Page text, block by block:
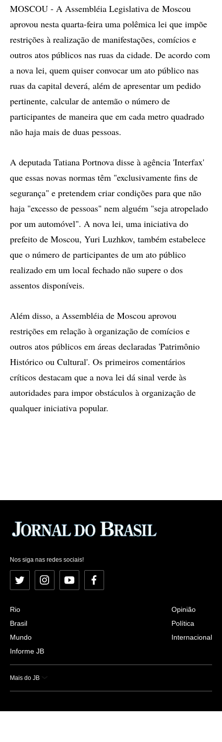
MOSCOU - A Assembléia Legislativa de Moscou
aprovou nesta quarta-feira uma polêmica lei que impõe
restrições à realização de manifestações, comícios e
outros atos públicos nas ruas da cidade. De acordo com
a nova lei, quem quiser convocar um ato público nas
ruas da capital deverá, além de apresentar um pedido
pertinente, calcular de antemão o número de
participantes de maneira que em cada metro quadrado
não haja mais de duas pessoas.
A deputada Tatiana Portnova disse à agência 'Interfax'
que essas novas normas têm "exclusivamente fins de
segurança" e pretendem criar condições para que não
haja "excesso de pessoas" nem alguém "seja atropelado
por um automóvel". A nova lei, uma iniciativa do
prefeito de Moscou, Yuri Luzhkov, também estabelece
que o número de participantes de um ato público
realizado em um local fechado não supere o dos
assentos disponíveis.
Além disso, a Assembléia de Moscou aprovou
restrições em relação à organização de comícios e
outros atos públicos em áreas declaradas 'Patrimônio
Histórico ou Cultural'. Os primeiros comentários
críticos destacam que a nova lei dá sinal verde às
autoridades para impor obstáculos à organização de
qualquer iniciativa popular.
Nos siga nas redes sociais!
Twitter InstagramYouTubeFacebook
Rio
Brasil
Mundo
Informe JB
Opinião
Política
Internacional
Mais do JB
Esportes